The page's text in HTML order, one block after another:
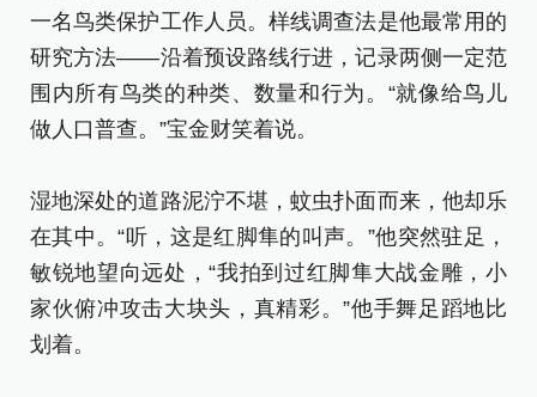
一名鸟类保护工作人员。样线调查法是他最常用的
研究方法——沿着预设路线行进，记录两侧一定范
围内所有鸟类的种类、数量和行为。“就像给鸟儿
做人口普查。”宝金财笑着说。
湿地深处的道路泥泞不堪，蚊虫扑面而来，他却乐
在其中。“听，这是红脚隼的叫声。”他突然驻足，
敏锐地望向远处，“我拍到过红脚隼大战金雕，小
家伙俯冲攻击大块头，真精彩。”他手舞足蹈地比
划着。